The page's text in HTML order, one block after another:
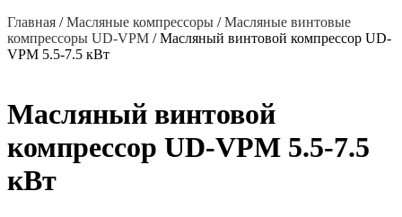
Главная /Масляные компрессоры /Масляные винтовые
компрессоры UD-VPM / Масляный винтовой компрессор UD-
VPM 5.5-7.5 кВт
Масляный винтовой
компрессор UD-VPM 5.5-7.5
кВт